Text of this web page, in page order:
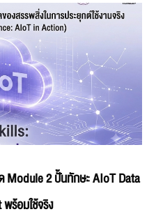
Module 2 ปั้นทักษะ AIoT Data
ร้อมใช้จริง